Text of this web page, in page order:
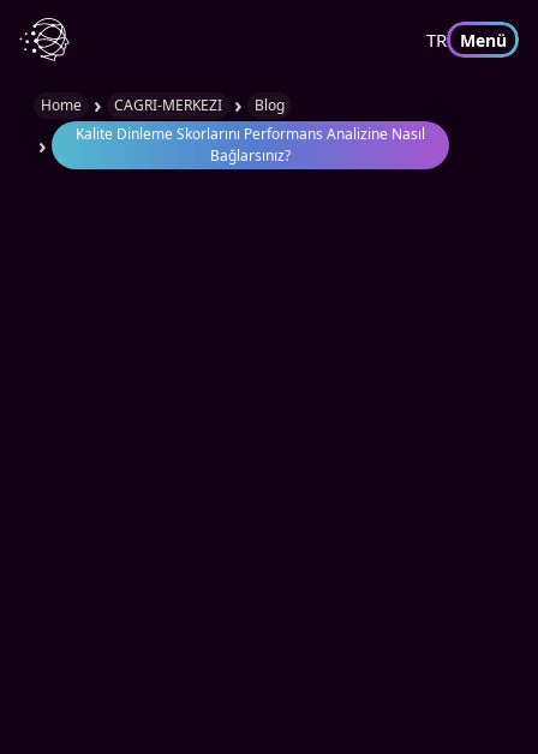
TR Menü
Home › CAGRI-MERKEZI › Blog
›
Kalite Dinleme Skorlarını Performans Analizine Nasıl
Bağlarsınız?